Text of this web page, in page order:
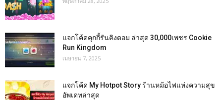
แจกโค้ดคุกกี้รันคิงดอม ล่าสุด 30,000เพชร Cookie
Run Kingdom
เมษายน 7, 2025
แจกโค้ด My Hotpot Story ร้านหม้อไฟแห่งความสุข
อัพเดทล่าสุด